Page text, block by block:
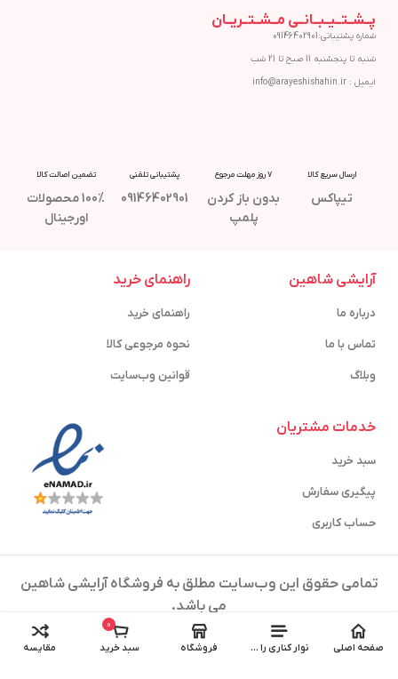
پــشــتــیــبــانــی مــشــتــریــان
شماره پشتیبانی:09146402901
شنبه تا پنجشنبه 11 صبح تا 21 شب
ایمیل : info@arayeshishahin.ir
ارسال سریع کالا
تیپاکس
7 روز مهلت مرجوع
بدون باز کردن
پلمپ
پشتیبانی تلفنی
09146402901
تضمین اصالت کالا
100% محصولات
اورجینال
آرایشی شاهین
درباره ما
تماس با ما
وبلاگ
راهنمای خرید
راهنمای خرید
نحوه مرجوعی کالا
قوانین وب‌سایت
خدمات مشتریان
سبد خرید
پیگیری سفارش
حساب کاربری
تمامی حقوق این وب‌سایت مطلق به فروشگاه آرایشی شاهین
می باشد.
طراحی و پشتیبانی توسط آیتک استودیو صفحه اصلی نوار کناری را باز کنید فروشگاه
0
سبد خرید مقایسه